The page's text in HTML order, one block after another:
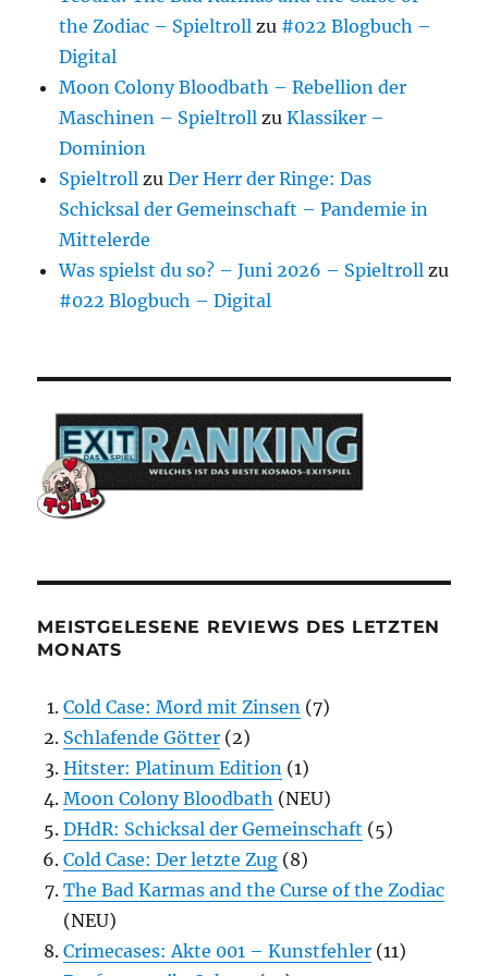
the Zodiac – Spieltroll zu #022 Blogbuch –
Digital
Moon Colony Bloodbath – Rebellion der
Maschinen – Spieltroll zuKlassiker –
Dominion
Spieltroll zuDer Herr der Ringe: Das
Schicksal der Gemeinschaft – Pandemie in
Mittelerde
Was spielst du so? – Juni 2026 – Spieltroll zu
#022 Blogbuch – Digital
MEISTGELESENE REVIEWS DES LETZTEN
MONATS
Cold Case: Mord mit Zinsen (7)
Schlafende Götter (2)
Hitster: Platinum Edition (1)
Moon Colony Bloodbath (NEU)
DHdR: Schicksal der Gemeinschaft (5)
Cold Case: Der letzte Zug (8)
The Bad Karmas and the Curse of the Zodiac
(NEU)
Crimecases: Akte 001 – Kunstfehler (11)